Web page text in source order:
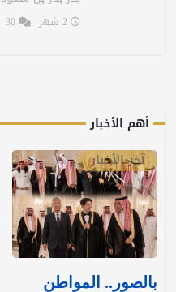
أهم الأخبار
آخر الأخبار
بالصور.. المواطن